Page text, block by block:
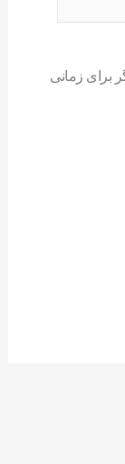
برای زمانی